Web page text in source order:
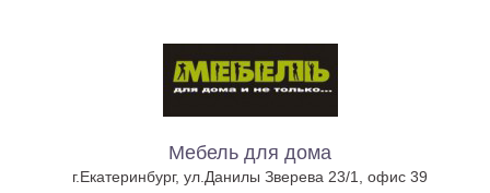
Мебель для дома
г.Екатеринбург, ул.Данилы Зверева 23/1, офис 39